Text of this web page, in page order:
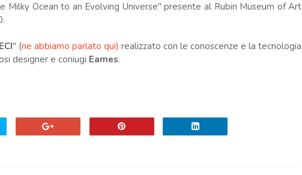
Milky Ocean to an Evolving Universe" presente al Rubin Museum of Art
" (ne abbiamo parlato qui) realizzato con le conoscenze e la tecnologia
designer e coniugi Eames.